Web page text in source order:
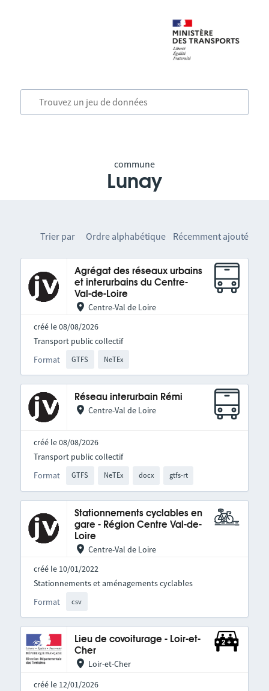
commune
Lunay
Trier par Ordre alphabétique Récemment ajouté
Agrégat des réseaux urbains
et interurbains du Centre-
Val-de-Loire
Centre-Val de Loire
créé le 08/08/2026
Format GTFS NeTEx
Transport public collectif
Réseau interurbain Rémi
Centre-Val de Loire
créé le 08/08/2026
Format GTFS NeTEx docx gtfs-rt
Transport public collectif
Stationnements cyclables en
gare - Région Centre Val-de-
Loire
Centre-Val de Loire
créé le 10/01/2022
Format csv
Stationnements et aménagements cyclables
Lieu de covoiturage - Loir-et-
Cher
Loir-et-Cher
créé le 12/01/2026